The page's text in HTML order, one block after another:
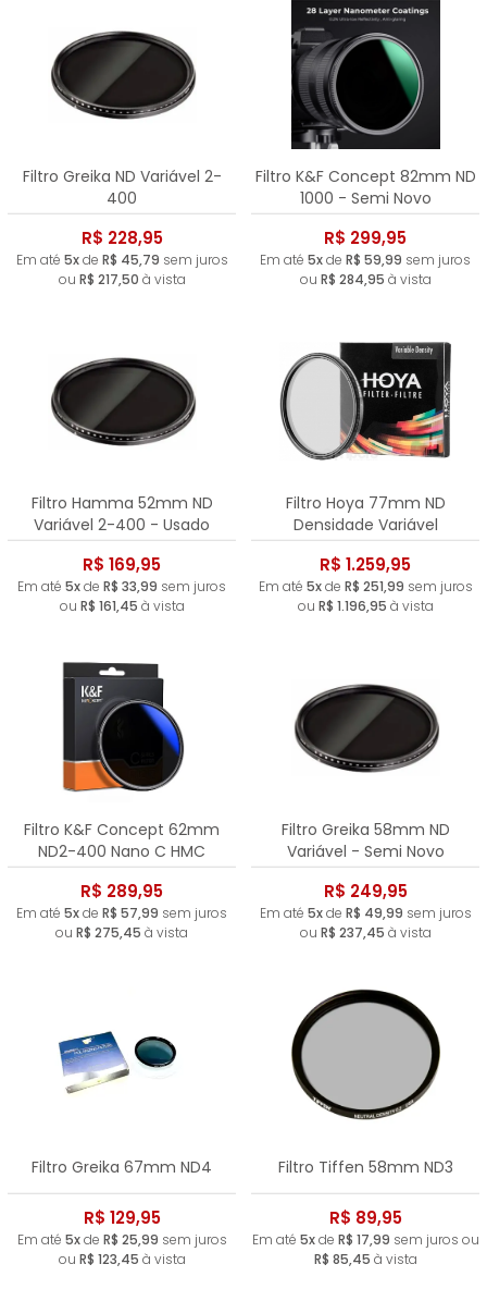
MAIOR PREÇO
A - Z
Filtro Greika ND Variável 2-
400
R$ 228,95
Em até 5xde R$ 45,79 sem juros
ou R$ 217,50 à vista
Filtro K&F Concept 82mm ND
1000 - Semi Novo
R$ 299,95
Em até 5xde R$ 59,99 sem juros
ou R$ 284,95 à vista
Filtro Hamma 52mm ND
Variável 2-400 - Usado
R$ 169,95
Em até 5xde R$ 33,99 sem juros
ou R$ 161,45 à vista
Filtro Hoya 77mm ND
Densidade Variável
R$ 1.259,95
Em até 5xde R$ 251,99 sem juros
ou R$ 1.196,95 à vista
Filtro K&F Concept 62mm
ND2-400 Nano C HMC
R$ 289,95
Em até 5xde R$ 57,99 sem juros
ou R$ 275,45 à vista
Filtro Greika 58mm ND
Variável - Semi Novo
R$ 249,95
Em até 5xde R$ 49,99 sem juros
ou R$ 237,45 à vista
Filtro Greika 67mm ND4
R$ 129,95
Em até 5xde R$ 25,99 sem juros
ou R$ 123,45 à vista
Filtro Tiffen 58mm ND3
R$ 89,95
Em até 5xde R$ 17,99 sem juros ou
R$ 85,45 à vista